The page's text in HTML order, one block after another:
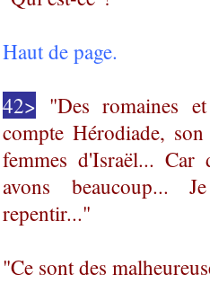
Haut de page.
42> "Des romaines
compte Hérodiade,
femmes d'Israël...
avons beaucoup...
repentir..."
"Ce sont des